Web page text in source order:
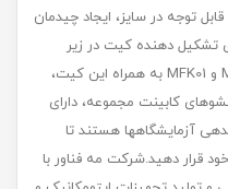
توجه در سایز، ایجاد چیدمان
تشکیل دهنده کیت در زیر
آورده شده است. اجزای دو کیت MFK03 و MFK01 به همراه این کیت،
کابینت مجموعه، دارای
آزمایشگاه‏ها هستند تا
قرار دهید.شرکت مه فناور با